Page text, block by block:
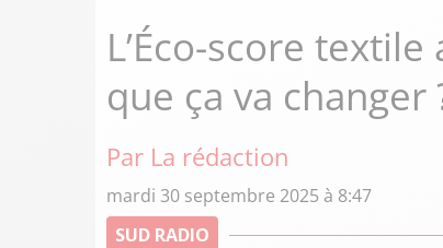
L’Éco-score textile
que ça va changer
Par La rédaction
mardi 30 septembre 2025 à 8:47
SUD RADIO